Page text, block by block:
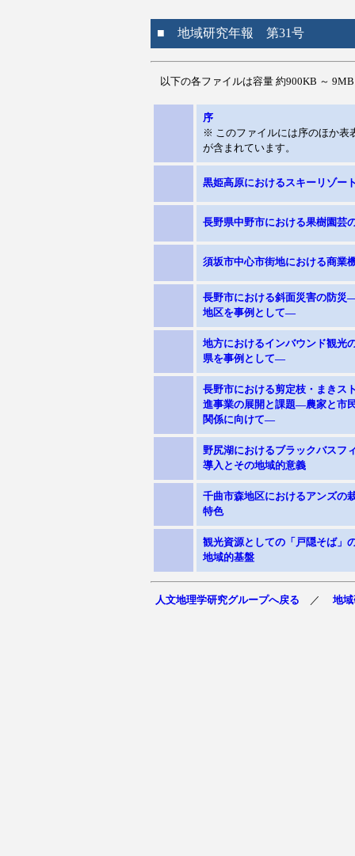
■ 地域研究年報 第31号
以下の各ファイルは容量 約900KB ～
序
※ このファイルには序のほか表
が含まれています。
黒姫高原におけるスキーリゾー
長野県中野市における果樹園芸
須坂市中心市街地における商業
長野市における斜面災害の防災
地区を事例として―
地方におけるインバウンド観光
県を事例として―
長野市における剪定枝・まきス
進事業の展開と課題―農家と市
関係に向けて―
野尻湖におけるブラックバスフ
導入とその地域的意義
千曲市森地区におけるアンズの
特色
観光資源としての「戸隠そば」
地域的基盤
人文地理学研究グループへ戻る ／ 地